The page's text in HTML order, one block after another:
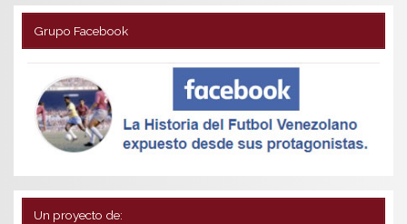
Grupo Facebook
Un proyecto de: